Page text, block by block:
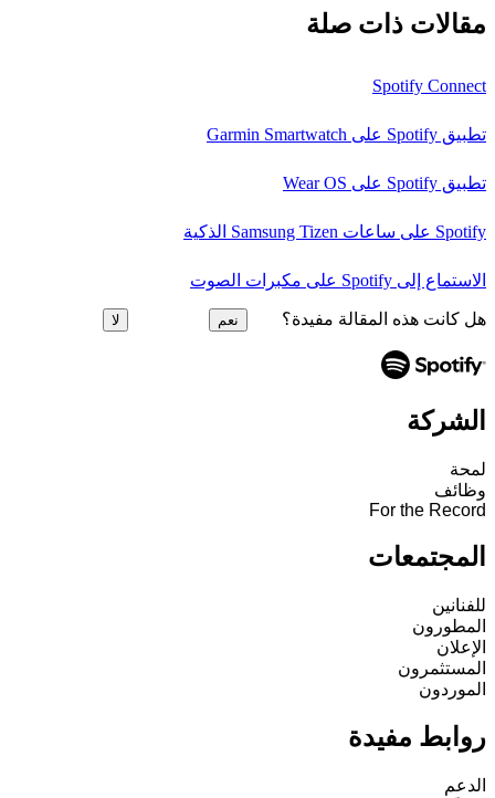
مقالات ذات صلة
Spotify Connect
تطبيق Spotify على Garmin Smartwatch
تطبيق Spotify على Wear OS
Spotify على ساعات Samsung Tizen الذكية
الاستماع إلى Spotify على مكبرات الصوت
هل كانت هذه المقالة مفيدة؟ نعم لا
الشركة
لمحة
وظائف
For the Record
المجتمعات
للفنانين
المطورون
الإعلان
المستثمرون
الموردون
روابط مفيدة
الدعم